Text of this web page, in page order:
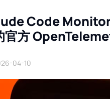
2026 年提示工程进阶：使
其他前沿模型，通过 10 个
模板将准确率提高三倍
Code Monitor
官方
04-10